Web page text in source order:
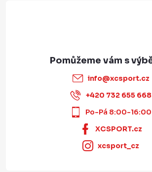
info@xcsport.cz
+420 732 655 668
Po-Pá 8:00-16:00
XCSPORT.cz
xcsport_cz